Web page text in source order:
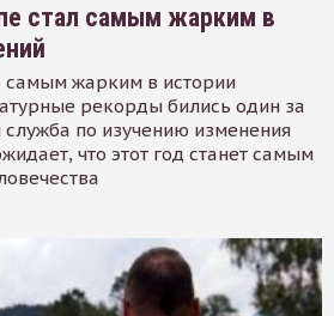
стал самым жарким в
самым жарким в истории
рекорды бились один за
по изучению изменения
что этот год станет самым